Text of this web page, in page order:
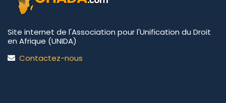
Site internet de l'Association pour l'Unification du Droit
en Afrique (UNIDA)
Contactez-nous